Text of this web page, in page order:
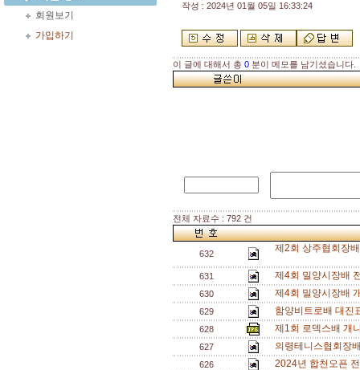
회원보기
가입하기
작성 : 2024년 01월 05일 16:33:24
이 글에 대해서 총 0 분이 메모를 남기셨습니다.
전체 자료수 : 792 건
632 제2회 상주협회장
631 제4회 밀양시장배
630 제4회 밀양시장배
629 함양비트로배 대
628 제1회 로덱스배 개
627 의령테니스협회장
626 2024년 합천오픈